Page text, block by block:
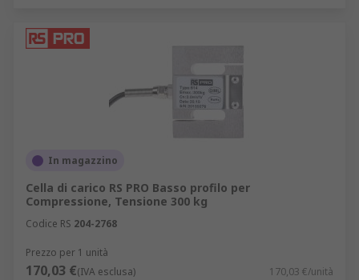
In magazzino
Cella di carico RS PRO Basso profilo per
Compressione, Tensione 300 kg
Codice RS 204-2768
Prezzo per 1 unità
170,03 €(IVA esclusa) 170,03 €/unità